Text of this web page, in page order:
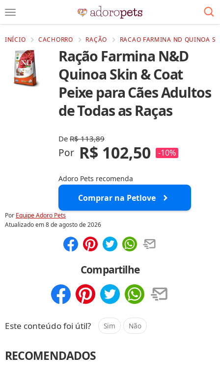
INÍCIO CACHORRO RAÇÃO RACAO FARMINA ND QUINOA
Ração Farmina N&D
Quinoa Skin & Coat
Peixe para Cães Adultos
de Todas as Raças
DeR$ 113,89
Por R$ 102,50 -10%
Adoro Pets recomenda
Comprar na Petlove
Por Equipe Adoro Pets
Atualizado em8 de agosto de 2026
Compartilhe
Este conteúdo foi útil? Sim Não
RECOMENDADOS